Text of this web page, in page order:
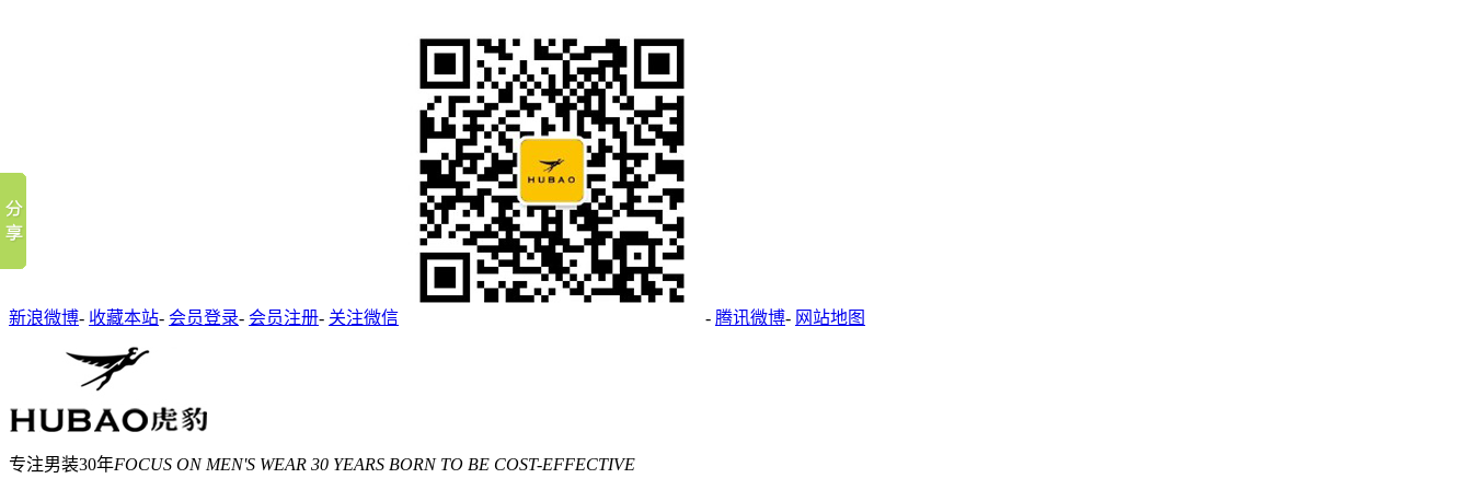
新浪微博- 收藏本站- 会员登录- 会员注册- 关注微信 - 腾讯微博- 网站地图
专注男装30年FOCUS ON MEN'S WEAR 30 YEARS BORN TO BE COST-EFFECTIVE